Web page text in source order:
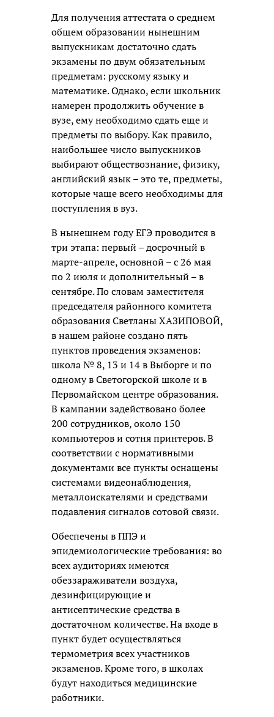
Для получения аттестата о среднем
общем образовании нынешним
выпускникам достаточно сдать
экзамены по двум обязательным
предметам: русскому языку и
математике. Однако, если школьник
намерен продолжить обучение в
вузе, ему необходимо сдать еще и
предметы по выбору. Как правило,
наибольшее число выпускников
выбирают обществознание, физику,
английский язык – это те, предметы,
которые чаще всего необходимы для
поступления в вуз.
В нынешнем году ЕГЭ проводится в
три этапа: первый – досрочный в
марте-апреле, основной – с 26 мая
по 2 июля и дополнительный – в
сентябре. По словам заместителя
председателя районного комитета
образования Светланы ХАЗИПОВОЙ,
в нашем районе создано пять
пунктов проведения экзаменов:
школа № 8, 13 и 14 в Выборге и по
одному в Светогорской школе и в
Первомайском центре образования.
В кампании задействовано более
200 сотрудников, около 150
компьютеров и сотня принтеров. В
соответствии с нормативными
документами все пункты оснащены
системами видеонаблюдения,
металлоискателями и средствами
подавления сигналов сотовой связи.
Обеспечены в ППЭ и
эпидемиологические требования: во
всех аудиториях имеются
обеззараживатели воздуха,
дезинфицирующие и
антисептические средства в
достаточном количестве. На входе в
пункт будет осуществляться
термометрия всех участников
экзаменов. Кроме того, в школах
будут находиться медицинские
работники.